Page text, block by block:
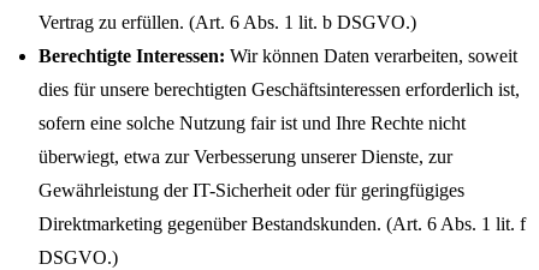
Vertrag zu erfüllen. (Art. 6 Abs. 1 lit. b DSGVO.)
Berechtigte Interessen: Wir können Daten verarbeiten, soweit
dies für unsere berechtigten Geschäftsinteressen erforderlich ist,
sofern eine solche Nutzung fair ist und Ihre Rechte nicht
überwiegt, etwa zur Verbesserung unserer Dienste, zur
Gewährleistung der IT-Sicherheit oder für geringfügiges
Direktmarketing gegenüber Bestandskunden. (Art. 6 Abs. 1 lit. f
DSGVO.)